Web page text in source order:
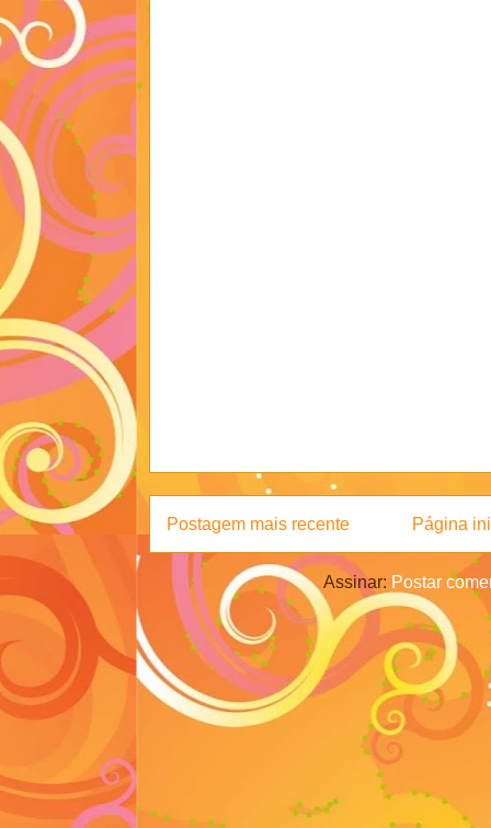
Postagem mais recente Página
Assinar: Postar